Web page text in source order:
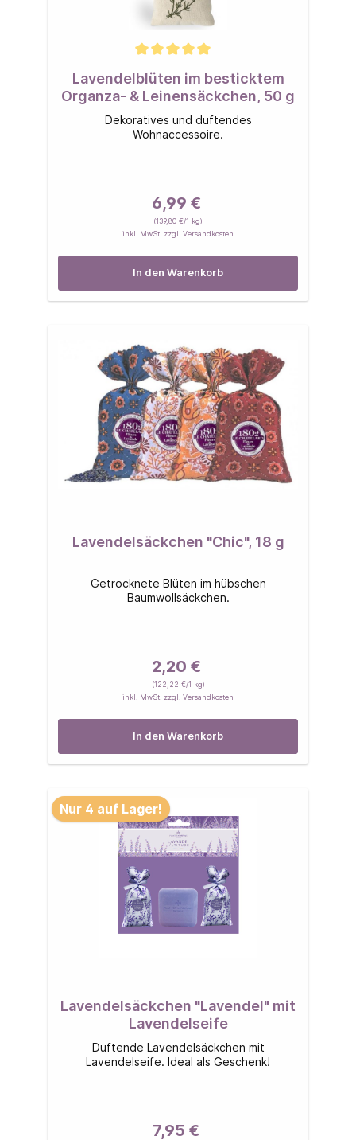
Lavendelblüten im besticktem
Organza- & Leinensäckchen, 50 g
Dekoratives und duftendes
Wohnaccessoire.
6,99 €
(139,80 €/1 kg)
inkl. MwSt. zzgl. Versandkosten
In den Warenkorb
Lavendelsäckchen "Chic", 18 g
Getrocknete Blüten im hübschen
Baumwollsäckchen.
2,20 €
(122,22 €/1 kg)
inkl. MwSt. zzgl. Versandkosten
In den Warenkorb
Nur 4 auf Lager!
Lavendelsäckchen "Lavendel" mit
Lavendelseife
Duftende Lavendelsäckchen mit
Lavendelseife. Ideal als Geschenk!
7,95 €